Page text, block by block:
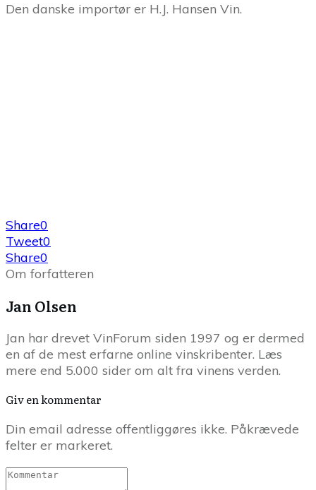
Den danske importør er H.J. Hansen Vin.
Share0
Tweet0
Share0
Om forfatteren
Jan Olsen
Jan har drevet VinForum siden 1997 og er dermed
en af de mest erfarne online vinskribenter. Læs
mere end 5.000 sider om alt fra vinens verden.
Giv en kommentar
Din email adresse offentliggøres ikke. Påkrævede
felter er markeret.